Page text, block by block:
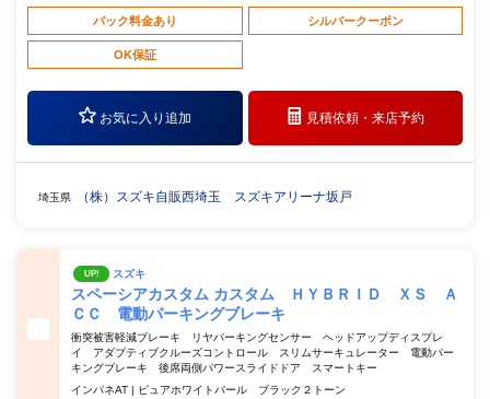
パック料金あり シルバークーポン
OK保証
お気に入り追加 見積依頼・来店予約
埼玉県 （株）スズキ自販西埼玉 スズキアリーナ坂戸
UP! スズキ
スペーシアカスタム カスタム ＨＹＢＲＩＤ ＸＳ Ａ
ＣＣ 電動パーキングブレーキ
衝突被害軽減ブレーキ リヤパーキングセンサー ヘッドアップディスプレ
イ アダプティブクルーズコントロール スリムサーキュレーター 電動パー
キングブレーキ 後席両側パワースライドドア スマートキー
インパネAT | ピュアホワイトパール ブラック２トーン